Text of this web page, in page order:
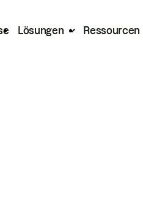
Lösungen Ressourcen